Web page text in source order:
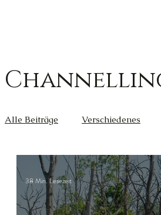
Alle Beiträge Verschiedenes
Kreativität Wut
38 Min. Lesezeit